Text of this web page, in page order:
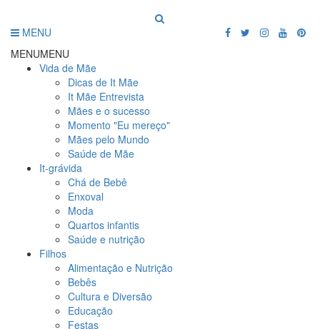
MENU
MENUMENU
Vida de Mãe
Dicas de It Mãe
It Mãe Entrevista
Mães e o sucesso
Momento "Eu mereço"
Mães pelo Mundo
Saúde de Mãe
It-grávida
Chá de Bebê
Enxoval
Moda
Quartos infantis
Saúde e nutrição
Filhos
Alimentação e Nutrição
Bebês
Cultura e Diversão
Educação
Festas